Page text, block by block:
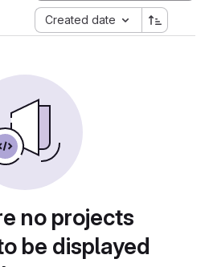
Created date
no projects
be displayed